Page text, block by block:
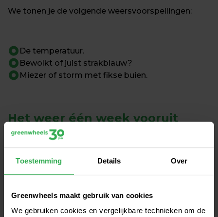
Toestemming Details Over
Greenwheels maakt gebruik van cookies
We gebruiken cookies en vergelijkbare technieken om de
We tonen je de volgende weersvoorspellingen:
De temperatuur.
Bewolkt of juist strakblauw?
Miezer of storm met fikse buien.
Het weer één week vooruit
Omdat niets zo veranderlijk is als het weer, voegen
we alleen een voorspelling toe aan ritten die binnen
zeven dagen na je reservering plaatsvinden. We
tonen het weer voor de plaats waar je jouw auto
DOWNLOAD ONZE APP